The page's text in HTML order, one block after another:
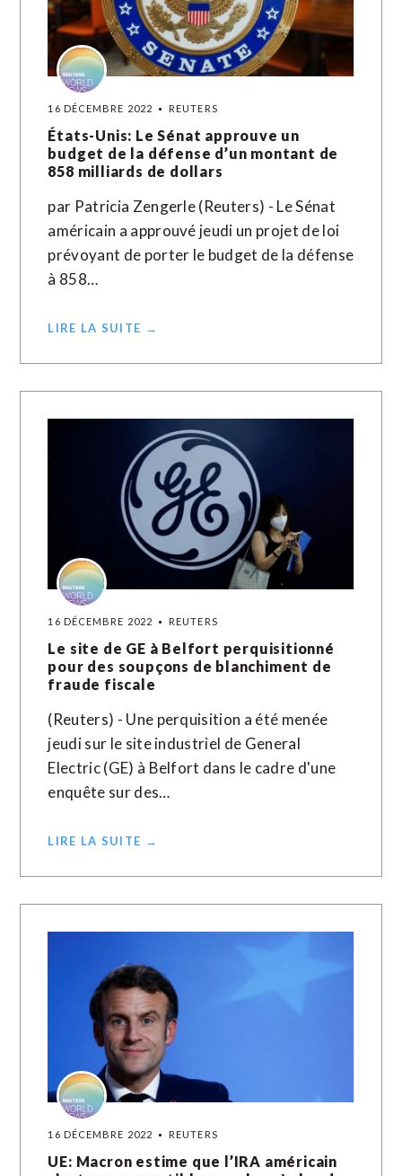
16 DÉCEMBRE 2022 REUTERS
États-Unis: Le Sénat approuve un
budget de la défense d’un montant de
858 milliards de dollars
par Patricia Zengerle (Reuters) - Le Sénat
américain a approuvé jeudi un projet de loi
prévoyant de porter le budget de la défense
à 858…
LIRE LA SUITE →
16 DÉCEMBRE 2022 REUTERS
Le site de GE à Belfort perquisitionné
pour des soupçons de blanchiment de
fraude fiscale
(Reuters) - Une perquisition a été menée
jeudi sur le site industriel de General
Electric (GE) à Belfort dans le cadre d'une
enquête sur des…
LIRE LA SUITE →
16 DÉCEMBRE 2022 REUTERS
UE: Macron estime que l’IRA américain